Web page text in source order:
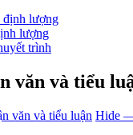
định lượng
lượng
trình
văn và tiểu
văn và tiểu luận Hide —